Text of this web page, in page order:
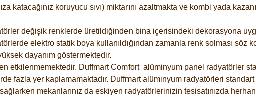
katacağınız koruyucu sıvı) miktarını azaltmakta ve kombi yada
değişik renklerde üretildiğinden bina içerisindeki dekorasyona
elektro statik boya kullanıldığından zamanla renk solması söz
dayanım göstermektedir.
etkilenmemektedir. DuffmartComfort alüminyum panel radyatörler
fazla yer kaplamamaktadır. Duffmart alüminyum radyatörleri
mekanlarınız da eskiyen radyatörlerinizin tesisatınızda